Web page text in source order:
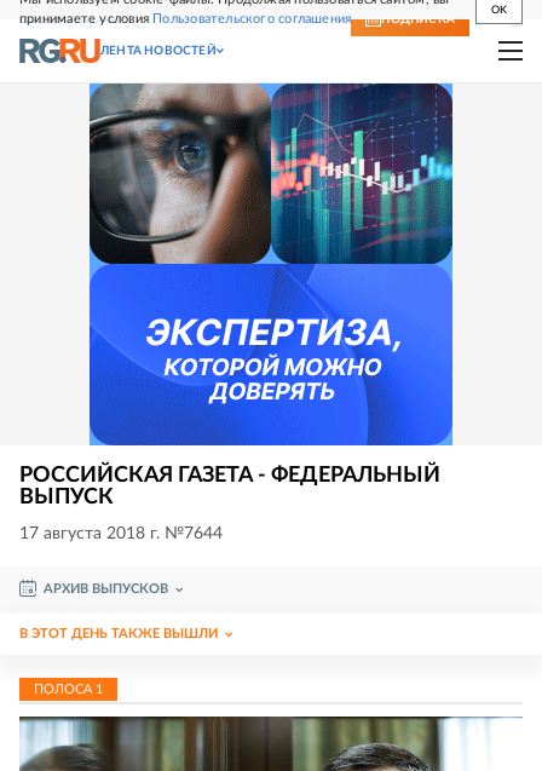
принимаете условия Пользовательского соглашения
OK
СВЕЖИЙ НОМЕР ПОДПИСКА
ЛЕНТА НОВОСТЕЙ
РОССИЙСКАЯ ГАЗЕТА - ФЕДЕРАЛЬНЫЙ
ВЫПУСК
17 августа 2018 г. №7644
АРХИВ ВЫПУСКОВ
В ЭТОТ ДЕНЬ ТАКЖЕ ВЫШЛИ
ПОЛОСА 1